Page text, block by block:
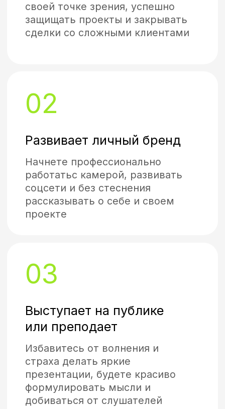
услуги, увеличите объем
продаж
ПОСМОТРИТЕ ВИДЕО С
СОЗДАТЕЛЕМ
Основатель
ОРАТОРОВ